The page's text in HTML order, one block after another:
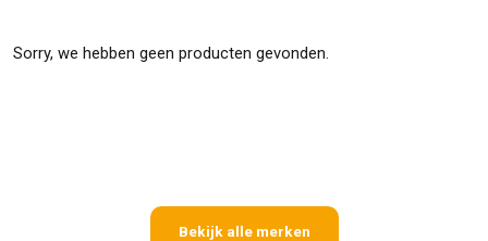
Sorry, we hebben geen producten gevonden.
Bekijk alle merken